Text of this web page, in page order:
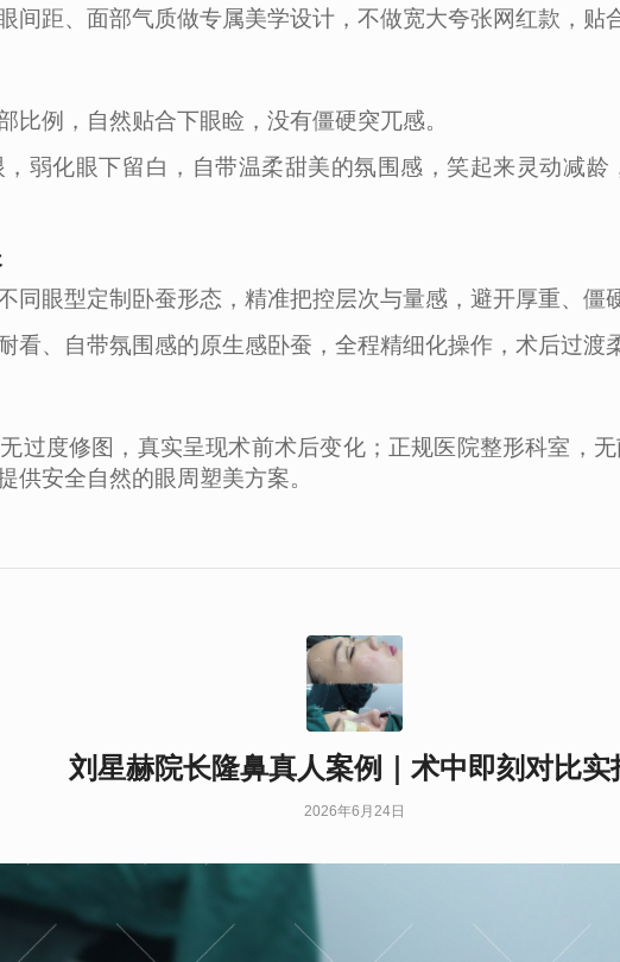
间距、面部气质做专属美学设计，不做宽大夸张网红款，贴
比例，自然贴合下眼睑，没有僵硬突兀感。
弱化眼下留白，自带温柔甜美的氛围感，笑起来灵动减
同眼型定制卧蚕形态，精准把控层次与量感，避开厚重、僵
看、自带氛围感的原生感卧蚕，全程精细化操作，术后过渡
无过度修图，真实呈现术前术后变化；正规医院整形科室，
供安全自然的眼周塑美方案。
刘星赫院长隆鼻真人案例｜术中即刻对比实
2026年6月24日